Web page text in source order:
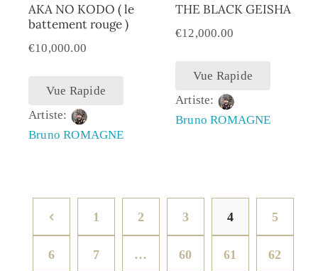
AKA NO KODO ( le
battement rouge )
€10,000.00
Vue Rapide
Artiste:
Bruno ROMAGNE
THE BLACK GEISHA
€12,000.00
Vue Rapide
Artiste:
Bruno ROMAGNE
1 2 3 4 5
6 7 … 60 61 62